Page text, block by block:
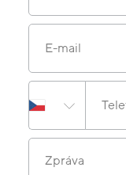
E-mail
Zpráva